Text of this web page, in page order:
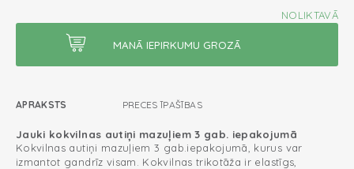
NOLIKTAVĀ
APRAKSTS PRECES ĪPAŠĪBAS
Jauki kokvilnas autiņi mazuļiem 3 gab. iepakojumā
Kokvilnas autiņi mazuļiem 3 gab.iepakojumā, kurus var
izmantot gandrīz visam. Kokvilnas trikotāža ir elastīgs,